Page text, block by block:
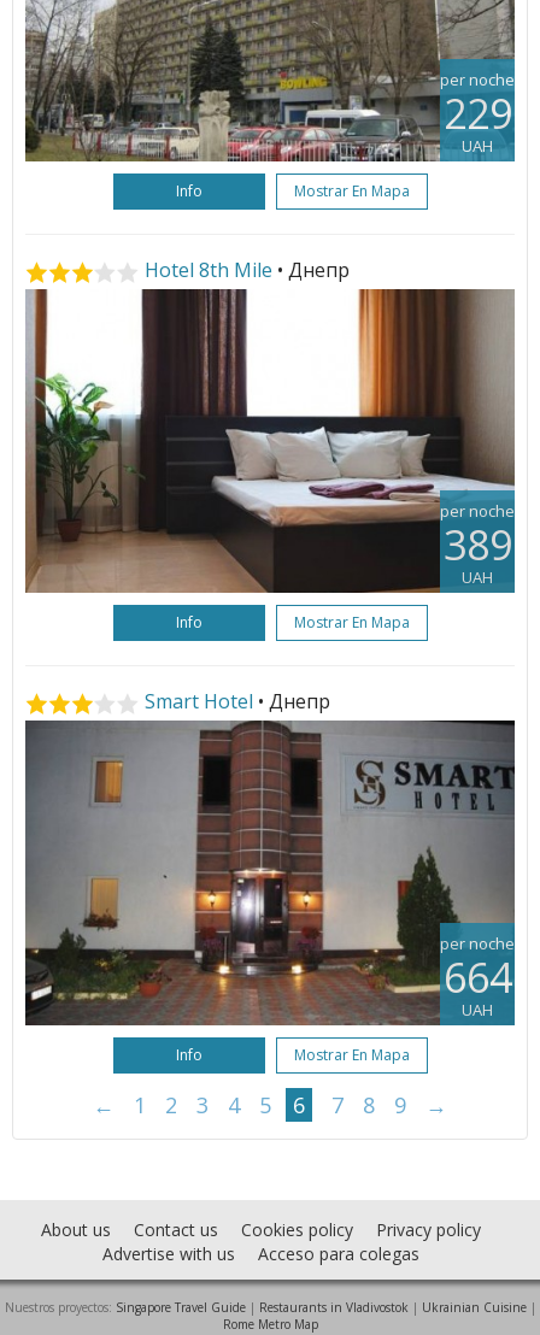
per noche
229
UAH
Info Mostrar En Mapa
Hotel 8th Mile • Днепр
per noche
389
UAH
Info Mostrar En Mapa
Smart Hotel • Днепр
per noche
664
UAH
Info Mostrar En Mapa
← 1 2 3 4 5 6 7 8 9 →
About us Contact us Cookies policy
Privacy policy
Advertise with us
Acceso para colegas
Nuestros proyectos: Singapore Travel Guide| Restaurants in Vladivostok | Ukrainian Cuisine|
Rome Metro Map